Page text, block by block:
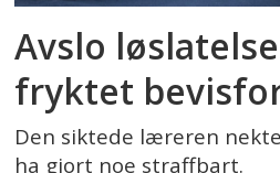
Avslo
fryktet
Den siktede læreren
ha gjort noe straffbart.